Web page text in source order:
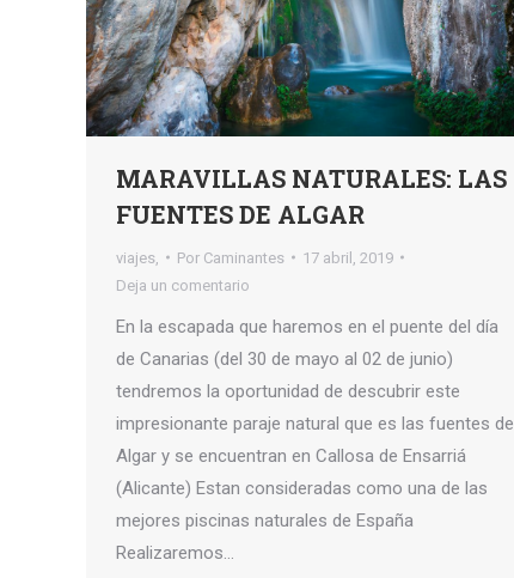
MARAVILLAS NATURALES: LAS
FUENTES DE ALGAR
viajes, Por Caminantes
17 abril, 2019
Deja un comentario
En la escapada que haremos en el puente del día
de Canarias (del 30 de mayo al 02 de junio)
tendremos la oportunidad de descubrir este
impresionante paraje natural que es las fuentes de
Algar y se encuentran en Callosa de Ensarriá
(Alicante) Estan consideradas como una de las
mejores piscinas naturales de España
Realizaremos…